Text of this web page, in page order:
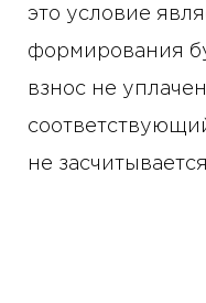
это условие
формирования
взнос не
не